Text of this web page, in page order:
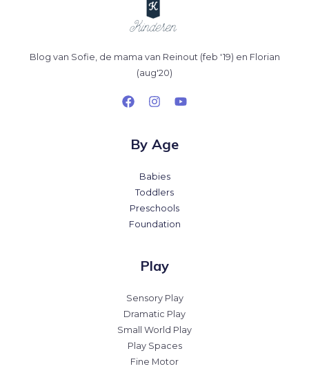
Blog van Sofie, de mama van Reinout (feb '19) en Florian
(aug'20)
By Age
Babies
Toddlers
Preschools
Foundation
Play
Sensory Play
Dramatic Play
Small World Play
Play Spaces
Fine Motor